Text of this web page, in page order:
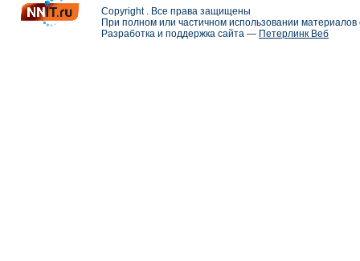
Copyright . Все права защищены
При полном или частичном использовании
Разработка и поддержка сайта — Петерлинк Веб